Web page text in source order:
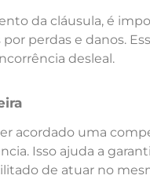
da cláusula, é
perdas e danos.
desleal.
acordado uma
Isso ajuda a
de atuar no